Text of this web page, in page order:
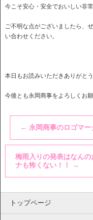
今こそ安心・安全でおいしい非
ご不明な点がございましたら、
い合わせください。
本日もお読みいただきありがとう
今後とも永岡商事をよろしくお願
← 永岡商事のロゴマー
梅雨入りの発表はなん
ナも怖くない！！
→
トップページ